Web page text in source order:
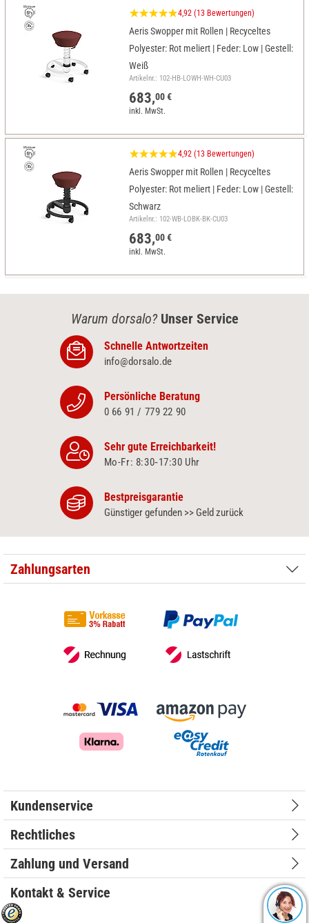
4,92 (13 Bewertungen)
Aeris Swopper mit Rollen | Recyceltes
Polyester: Rot meliert | Feder: Low | Gestell:
Weiß
Artikelnr.: 102-HB-LOWH-WH-CU03
683,00 €
inkl. MwSt.
4,92 (13 Bewertungen)
Aeris Swopper mit Rollen | Recyceltes
Polyester: Rot meliert | Feder: Low | Gestell:
Schwarz
Artikelnr.: 102-WB-LOBK-BK-CU03
683,00 €
inkl. MwSt.
Warum dorsalo? Unser Service
Schnelle Antwortzeiten
info@dorsalo.de
Persönliche Beratung
0 66 91 / 779 22 90
Sehr gute Erreichbarkeit!
Mo-Fr: 8:30‑17:30 Uhr
Bestpreisgarantie
Günstiger gefunden >> Geld zurück
Zahlungsarten
Kundenservice
Rechtliches
Zahlung und Versand
Kontakt & Service